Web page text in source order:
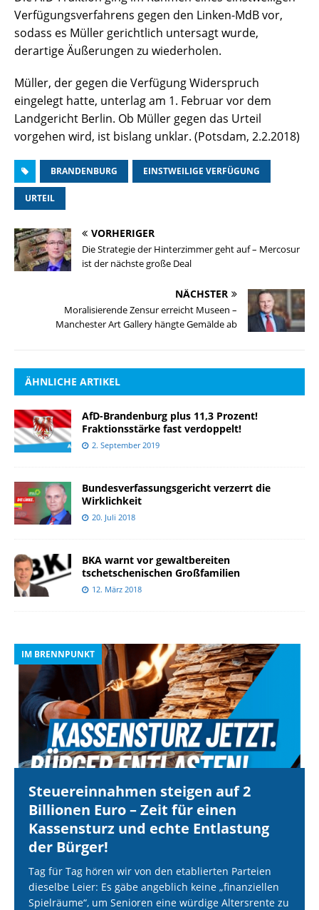
Verfügungsverfahrens gegen den Linken-MdB vor,
sodass es Müller gerichtlich untersagt wurde,
derartige Äußerungen zu wiederholen.
Müller, der gegen die Verfügung Widerspruch
eingelegt hatte, unterlag am 1. Februar vor dem
Landgericht Berlin. Ob Müller gegen das Urteil
vorgehen wird, ist bislang unklar. (Potsdam, 2.2.2018)
BRANDENBURG EINSTWEILIGE VERFÜGUNG
URTEIL
VORHERIGER
Die Strategie der Hinterzimmer geht auf – Mercosur
ist der nächste große Deal
NÄCHSTER
Moralisierende Zensur erreicht Museen –
Manchester Art Gallery hängte Gemälde ab
ÄHNLICHE ARTIKEL
AfD-Brandenburg plus 11,3 Prozent!
Fraktionsstärke fast verdoppelt!
2. September 2019
Bundesverfassungsgericht verzerrt die
Wirklichkeit
20. Juli 2018
BKA warnt vor gewaltbereiten
tschetschenischen Großfamilien
12. März 2018
IM BRENNPUNKT
Steuereinnahmen steigen auf 2
Billionen Euro – Zeit für einen
Kassensturz und echte Entlastung
der Bürger!
Tag für Tag hören wir von den etablierten Parteien
dieselbe Leier: Es gäbe angeblich keine „finanziellen
Spielräume“, um Senioren eine würdige Altersrente zu